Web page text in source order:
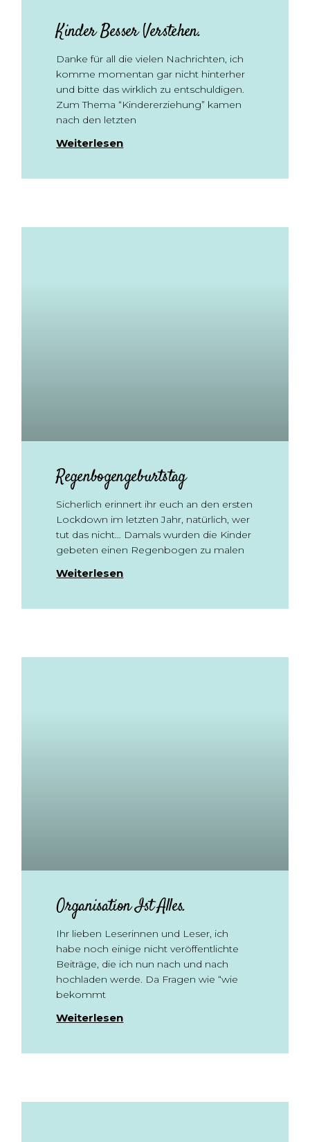
Kinder Besser Verstehen.
Danke für all die vielen Nachrichten, ich
komme momentan gar nicht hinterher
und bitte das wirklich zu entschuldigen.
Zum Thema “Kindererziehung” kamen
nach den letzten
Weiterlesen
Regenbogengeburtstag
Sicherlich erinnert ihr euch an den ersten
Lockdown im letzten Jahr, natürlich, wer
tut das nicht… Damals wurden die Kinder
gebeten einen Regenbogen zu malen
Weiterlesen
Organisation Ist Alles.
Ihr lieben Leserinnen und Leser, ich
habe noch einige nicht veröffentlichte
Beiträge, die ich nun nach und nach
hochladen werde. Da Fragen wie “wie
bekommt
Weiterlesen